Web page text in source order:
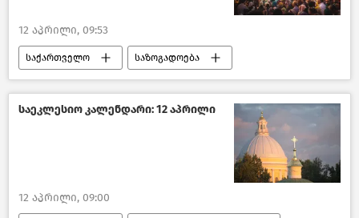
12 აპრილი, 09:53
საქართველო საზოგადოება
საეკლესიო კალენდარი აღდგომა
საეკლესიო კალენდარი: 12 აპრილი
12 აპრილი, 09:00